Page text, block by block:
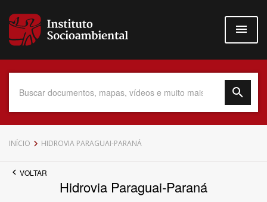
para
conteúdo
Data do Documento
INÍCIO HIDROVIA PARAGUAI-PARANÁ
VOLTAR
Hidrovia Paraguai-Paraná